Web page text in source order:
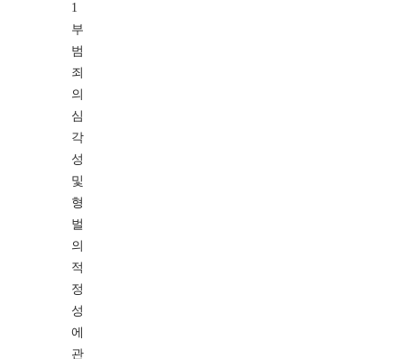
1
부
범
죄
의
심
각
성
및
형
벌
의
적
정
성
에
관